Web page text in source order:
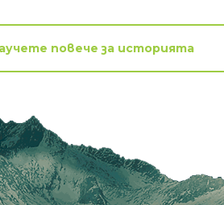
повече за историята
повече за историята